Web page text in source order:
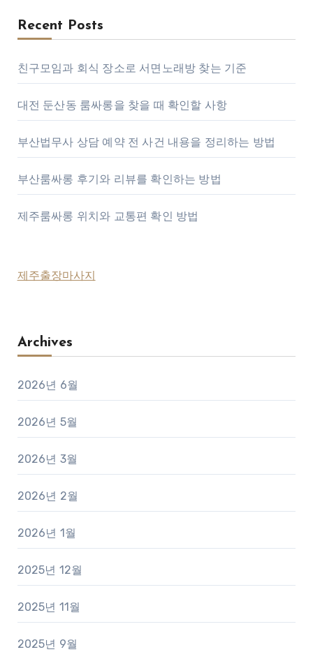
Recent Posts
친구모임과 회식 장소로 서면노래방 찾는 기준
대전 둔산동 룸싸롱을 찾을 때 확인할 사항
부산법무사 상담 예약 전 사건 내용을 정리하는 방법
부산룸싸롱 후기와 리뷰를 확인하는 방법
제주룸싸롱 위치와 교통편 확인 방법
제주출장마사지
Archives
2026년 6월
2026년 5월
2026년 3월
2026년 2월
2026년 1월
2025년 12월
2025년 11월
2025년 9월